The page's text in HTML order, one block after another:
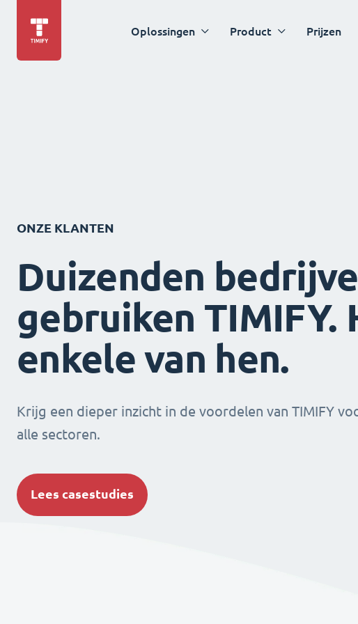
Oplossingen Product Prijzen
ONZE KLANTEN
Duizenden
gebruiken TIMIFY.
enkele van hen.
Krijg een dieper inzicht in de voordelen van TIMIFY
alle sectoren.
Lees casestudies